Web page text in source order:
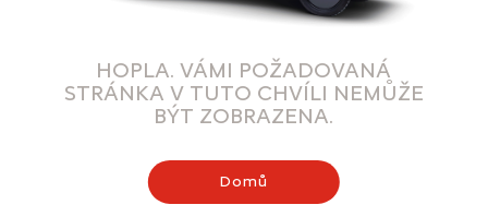
HOPLA. VÁMI POŽADOVANÁ
STRÁNKA V TUTO CHVÍLI NEMŮŽE
BÝT ZOBRAZENA.
Domů